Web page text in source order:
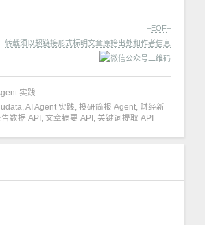
–EOF–
转载须以超链接形式标明文章原始出处和作者信息
实践
AI Agent 实践 投研简报 Agent 财经新
告数据 API 文章摘要 API 关键词提取 API